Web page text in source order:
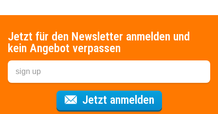
Jetzt für den Newsletter anmelden und
kein Angebot verpassen
Jetzt anmeldenFür den